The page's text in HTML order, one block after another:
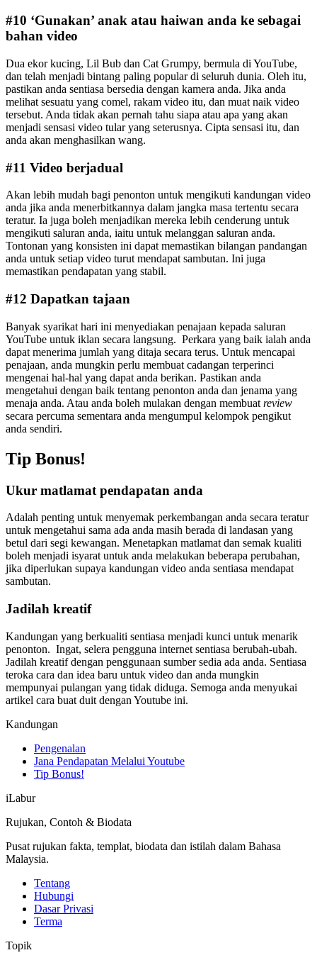
#10 ‘Gunakan’ anak atau haiwan anda ke sebagai
bahan video
Dua ekor kucing, Lil Bub dan Cat Grumpy, bermula di YouTube,
dan telah menjadi bintang paling popular di seluruh dunia. Oleh itu,
pastikan anda sentiasa bersedia dengan kamera anda. Jika anda
melihat sesuatu yang comel, rakam video itu, dan muat naik video
tersebut. Anda tidak akan pernah tahu siapa atau apa yang akan
menjadi sensasi video tular yang seterusnya. Cipta sensasi itu, dan
anda akan menghasilkan wang.
#11 Video berjadual
Akan lebih mudah bagi penonton untuk mengikuti kandungan video
anda jika anda menerbitkannya dalam jangka masa tertentu secara
teratur. Ia juga boleh menjadikan mereka lebih cenderung untuk
mengikuti saluran anda, iaitu untuk melanggan saluran anda.
Tontonan yang konsisten ini dapat memastikan bilangan pandangan
anda untuk setiap video turut mendapat sambutan. Ini juga
memastikan pendapatan yang stabil.
#12 Dapatkan tajaan
Banyak syarikat hari ini menyediakan penajaan kepada saluran
YouTube untuk iklan secara langsung. Perkara yang baik ialah anda
dapat menerima jumlah yang ditaja secara terus. Untuk mencapai
penajaan, anda mungkin perlu membuat cadangan terperinci
mengenai hal-hal yang dapat anda berikan. Pastikan anda
mengetahui dengan baik tentang penonton anda dan jenama yang
menaja anda. Atau anda boleh mulakan dengan membuat review
secara percuma sementara anda mengumpul kelompok pengikut
anda sendiri.
Tip Bonus!
Ukur matlamat pendapatan anda
Adalah penting untuk menyemak perkembangan anda secara teratur
untuk mengetahui sama ada anda masih berada di landasan yang
betul dari segi kewangan. Menetapkan matlamat dan semak kualiti
boleh menjadi isyarat untuk anda melakukan beberapa perubahan,
jika diperlukan supaya kandungan video anda sentiasa mendapat
sambutan.
Jadilah kreatif
Kandungan yang berkualiti sentiasa menjadi kunci untuk menarik
penonton. Ingat, selera pengguna internet sentiasa berubah-ubah.
Jadilah kreatif dengan penggunaan sumber sedia ada anda. Sentiasa
teroka cara dan idea baru untuk video dan anda mungkin
mempunyai pulangan yang tidak diduga. Semoga anda menyukai
artikel cara buat duit dengan Youtube ini.
Kandungan
Pengenalan
Jana Pendapatan Melalui Youtube
Tip Bonus!
iLabur
Rujukan, Contoh & Biodata
Pusat rujukan fakta, templat, biodata dan istilah dalam Bahasa
Malaysia.
Tentang
Hubungi
Dasar Privasi
Terma
Topik